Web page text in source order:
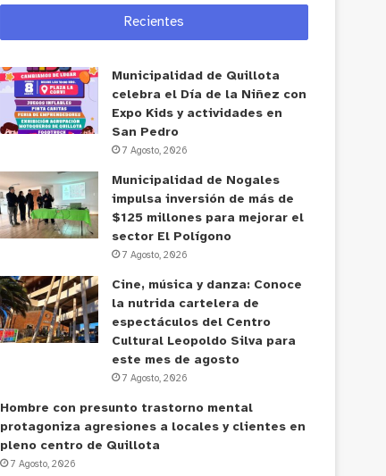
Recientes
Municipalidad de Quillota
celebra el Día de la Niñez con
Expo Kids y actividades en
San Pedro
7 Agosto, 2026
Municipalidad de Nogales
impulsa inversión de más de
$125 millones para mejorar el
sector El Polígono
7 Agosto, 2026
Cine, música y danza: Conoce
la nutrida cartelera de
espectáculos del Centro
Cultural Leopoldo Silva para
este mes de agosto
7 Agosto, 2026
Hombre con presunto trastorno mental
protagoniza agresiones a locales y clientes en
pleno centro de Quillota
7 Agosto, 2026